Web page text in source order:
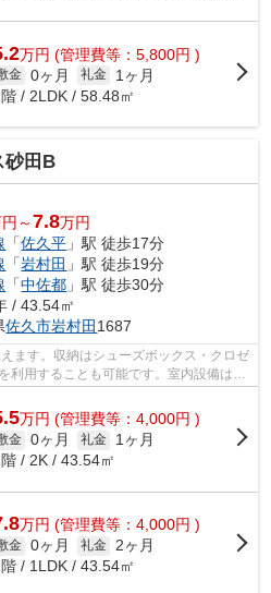
万円 (管理費等：5,800円 )
金 0ヶ月 礼金
1ヶ月
/ 2LDK / 58.48㎡
砂田B
～7.8万円
「佐久平 」駅 徒歩17分
「岩村田 」駅 徒歩19分
「中佐都 」駅 徒歩30分
/ 43.54㎡
佐久市岩村田 1687
ます。収納はシューズボックス・クロゼ
利用することも可能です。室内設備はネ
キ...
万円 (管理費等：4,000円 )
金 0ヶ月 礼金
1ヶ月
/ 2K / 43.54㎡
万円 (管理費等：4,000円 )
金 0ヶ月 礼金 2ヶ月
/ 1LDK / 43.54㎡